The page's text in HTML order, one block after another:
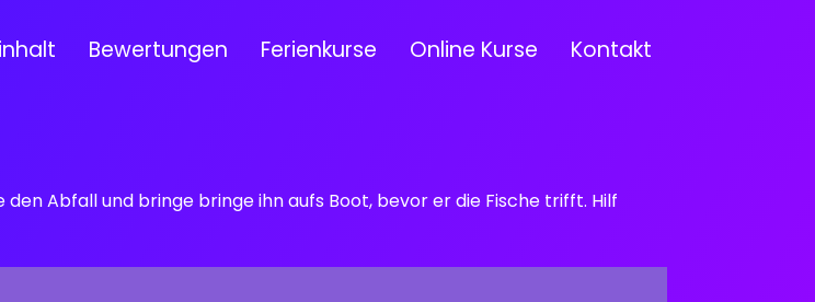
Abfall und bringe bringe ihn aufs Boot, bevor er die Fische trifft. Hilf
Bewertungen Ferienkurse Online Kurse Kontakt